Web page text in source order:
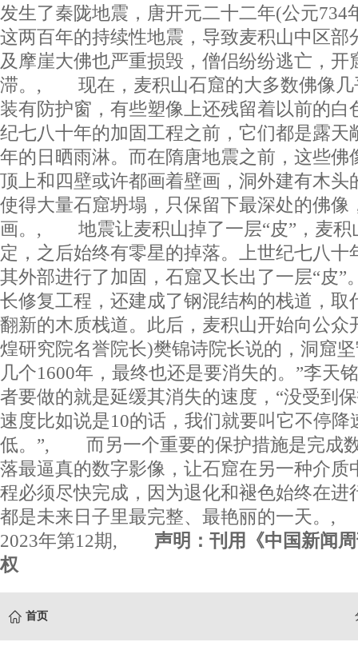
发生了秦陇地震，唐开元二十二年(公元734
这两百年的持续性地震，导致麦积山中区部
及摩崖大佛也严重损毁，僧侣纷纷逃亡，开
滞。, 现在，麦积山石窟的大多数佛像几
装有防护窗，有些塑像上还残留着以前的白
纪七八十年的加固工程之前，它们都是露天
年的日晒雨淋。而在隋唐地震之前，这些佛
顶上和四壁或许都画着壁画，洞外建有木头
使得大量石窟坍塌，只保留下最深处的佛像
画。, 地震让麦积山掉了一层“皮”，麦积
定，之后始终有零星的掉落。上世纪七八十
其外部进行了加固，石窟又长出了一层“皮”
长修复工程，还建成了钢混结构的栈道，取
翻新的木质栈道。此后，麦积山开始向
煌研究院名誉院长)樊锦诗院长说的，洞窟
几个1600年，最终也还是要消失的。”李天
者要做的就是延缓其消失的速度，“没受到
速度比如说是10的话，我们就要叫它不停降
低。”, 而另一个重要的保护措施是完成
落最逼真的数字影像，让石窟在另一种介质
程必须尽快完成，因为退化和褪色始终在进
都是未来日子里最完整、最艳丽的一天
2023年第12期, 声明：刊用《中国新闻
权
首页